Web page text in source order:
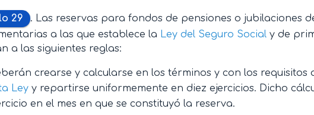
29
. Las reservas para fondos de pensiones o jubilaciones
a las que establece la Ley del Seguro Social y de
a las siguientes reglas:
crearse y calcularse en los términos y con los requisitos
Ley y repartirse uniformemente en diez ejercicios. Dicho
en el mes en que se constituyó la reserva.